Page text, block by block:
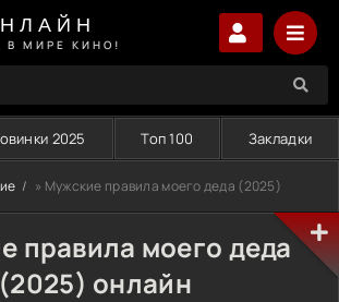
В МИРЕ КИНО!
2025 Топ 100 Закладки
» Мужские правила моего деда (2025)
правила моего деда
(2025) онлайн